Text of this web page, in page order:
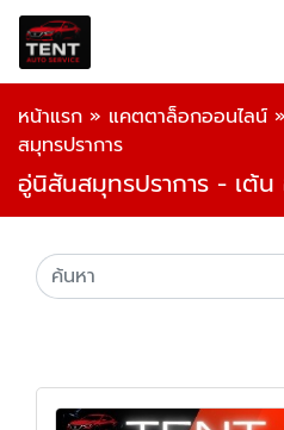
หน้าแรก » แคตตาล็อกออนไลน์ »
สมุทรปราการ
อู่นิสันสมุทรปราการ - เต้น